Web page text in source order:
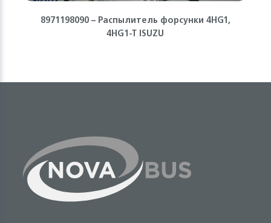
8971198090 – Распылитель форсунки 4HG1,
4HG1-T ISUZU